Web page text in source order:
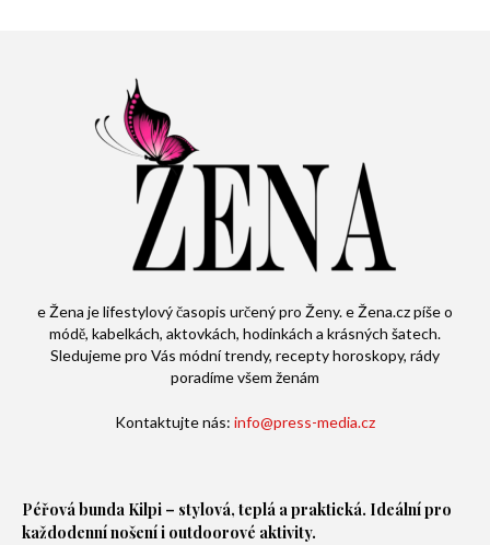
e Žena je lifestylový časopis určený pro Ženy. e Žena.cz píše o
módě, kabelkách, aktovkách, hodinkách a krásných šatech.
Sledujeme pro Vás módní trendy, recepty horoskopy, rády
poradíme všem ženám
Kontaktujte nás: info@press-media.cz
Péřová bunda Kilpi – stylová, teplá a praktická. Ideální pro
každodenní nošení i outdoorové aktivity.